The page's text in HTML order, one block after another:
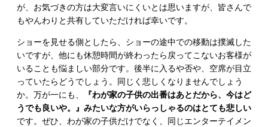
が、お気づきの方は大変言いにくいとは思いますが、皆さんで
もやんわりと共有していただければ幸いです。
ショーを見せる側としたら、ショーの途中での移動は撲滅した
いですが、他にも休憩時間が終わったら戻ってこないお客様が
いることも悩ましい部分です。後半に入るや否や、空席が目立
っていたらどうでしょう。同じく悲しくなりませんでしょう
か。万が一にも、
『わが家の子供の出番はあとだから、今はど
うでも良いや。』みたいな方がいらっしゃるのはとても悲しい
です。ぜひ、わが家の子供だけでなく、同じエンターテイメン